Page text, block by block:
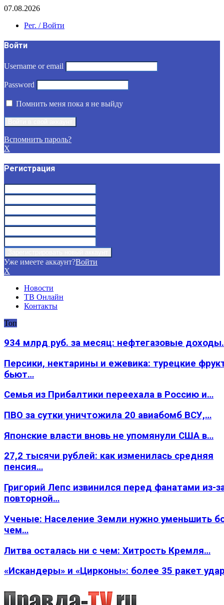
07.08.2026
Рег. / Войти
Войти
Username or email
Password
Помнить меня пока я не выйду
Вспомнить пароль?
X
Регистрация
Уже имеете аккаунт?Войти
X
Новости
ТВ Онлайн
Контакты
Топ
934 млрд руб. за месяц: нефтегазовые
Персики, нектарины и ежевика: турецкие
бьют…
Семья из Прибалтики переехала в Россию и…
ПВО за сутки уничтожила 20 авиабомб ВСУ,…
Японские власти вновь не упомянули США в…
27,2 тысячи рублей: как изменилась средняя
пенсия…
Григорий Лепс извинился перед фанатами из-
повторной…
Ученые: Население Земли нужно уменьшить
чем…
Литва осталась ни с чем: Хитрость Кремля…
«Искандеры» и «Цирконы»: более 35 ракет